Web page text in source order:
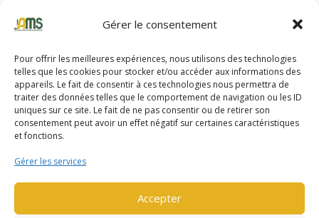
Gérer le consentement
Pour offrir les meilleures expériences, nous utilisons des technologies
telles que les cookies pour stocker et/ou accéder aux informations des
appareils. Le fait de consentir à ces technologies nous permettra de
traiter des données telles que le comportement de navigation ou les ID
uniques sur ce site. Le fait de ne pas consentir ou de retirer son
consentement peut avoir un effet négatif sur certaines caractéristiques
et fonctions.
Gérer les services
Accepter
Lire la suite Lire la suite